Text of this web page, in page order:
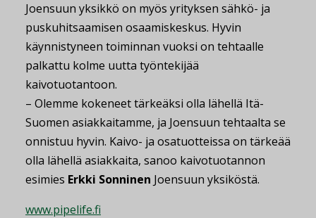
Joensuun yksikkö on myös yrityksen sähkö- ja
puskuhitsaamisen osaamiskeskus. Hyvin
käynnistyneen toiminnan vuoksi on tehtaalle
palkattu kolme uutta työntekijää
kaivotuotantoon.
– Olemme kokeneet tärkeäksi olla lähellä Itä-
Suomen asiakkaitamme, ja Joensuun tehtaalta se
onnistuu hyvin. Kaivo- ja osatuotteissa on tärkeää
olla lähellä asiakkaita, sanoo kaivotuotannon
esimies Erkki Sonninen Joensuun yksiköstä.
www.pipelife.fi